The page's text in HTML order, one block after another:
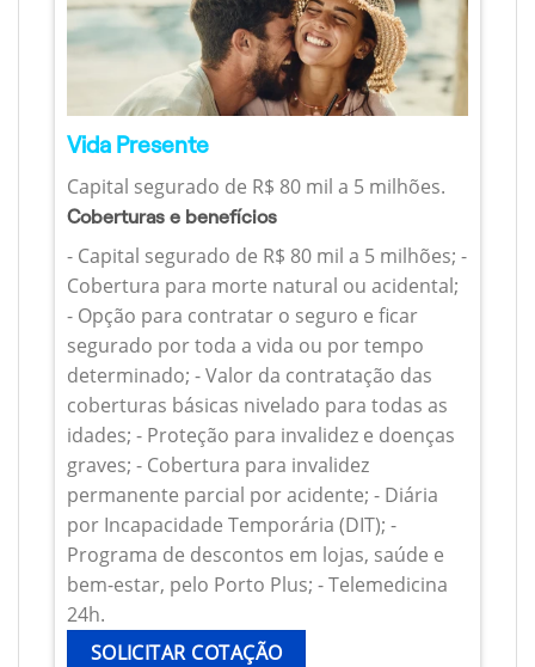
Vida Presente
Capital segurado de R$ 80 mil a 5 milhões.
Coberturas e benefícios
- Capital segurado de R$ 80 mil a 5 milhões; -
Cobertura para morte natural ou acidental;
- Opção para contratar o seguro e ficar
segurado por toda a vida ou por tempo
determinado; - Valor da contratação das
coberturas básicas nivelado para todas as
idades; - Proteção para invalidez e doenças
graves; - Cobertura para invalidez
permanente parcial por acidente; - Diária
por Incapacidade Temporária (DIT); -
Programa de descontos em lojas, saúde e
bem-estar, pelo Porto Plus; - Telemedicina
24h.
SOLICITAR COTAÇÃO